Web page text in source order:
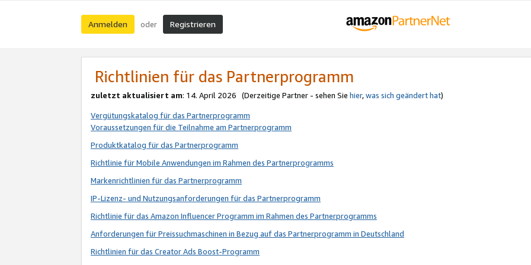
Anmelden oder Registrieren
Richtlinien für das Partnerprogramm
zuletzt aktualisiert am: 14. April 2026 (Derzeitige Partner - sehen Sie hier,was sich geändert hat)
Vergütungskatalog für das Partnerprogramm
Voraussetzungen für die Teilnahme am Partnerprogramm
Produktkatalog für das Partnerprogramm
Richtlinie für Mobile Anwendungen im Rahmen des Partnerprogramms
Markenrichtlinien für das Partnerprogramm
IP-Lizenz- und Nutzungsanforderungen für das Partnerprogramm
Richtlinie für das Amazon Influencer Programm im Rahmen des Partnerprogramms
Anforderungen für Preissuchmaschinen in Bezug auf das Partnerprogramm in Deutschland
Richtlinien für das Creator Ads Boost-Programm